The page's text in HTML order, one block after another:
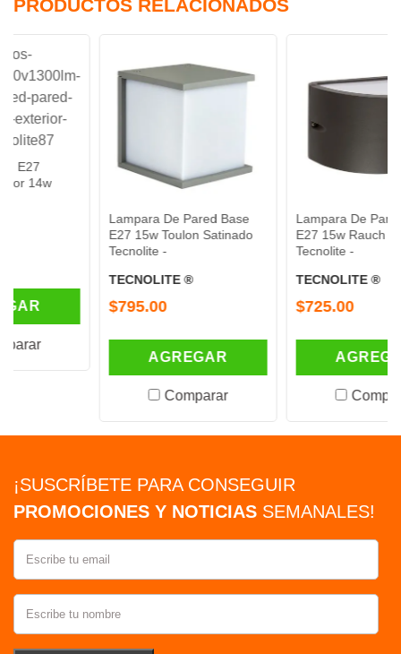
PRODUCTOS RELACIONADOS
Lampara De Pared Base
E27 15w Toulon Satinado
TECNOLITE ®
AGREGAR
Comparar
Lampara De Pared Base
E27 15w Rauch Antracita
TECNOLITE ®
AGREGAR
Comparar
¡SUSCRÍBETE PARA CONSEGUIR
PROMOCIONES Y NOTICIAS SEMANALES!